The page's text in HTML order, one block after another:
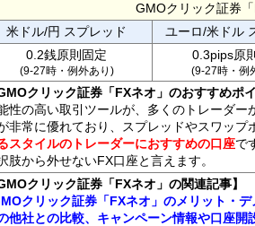
GMOクリック証券
米ドル/円 スプレッド
ユーロ/米ドル
0.2銭原則固定
(9-27時・例外あり)
0.3pips原
(9-27時・例
GMOクリック証券「FXネオ」のおすすめポイ
性の高い取引ツールが、多くのトレーダ
非常に優れており、スプレッドやスワップ
スタイルのトレーダーにおすすめの口座で
肢から外せないFX口座と言えます。
GMOクリック証券「FXネオ」の関連記事】
クリック証券「FXネオ」のメリット・
他社との比較、キャンペーン情報や口座開